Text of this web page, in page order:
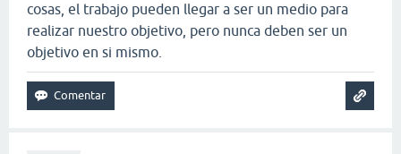
cosas, el trabajo pueden llegar a ser un medio para
realizar nuestro objetivo, pero nunca deben ser un
objetivo en si mismo.